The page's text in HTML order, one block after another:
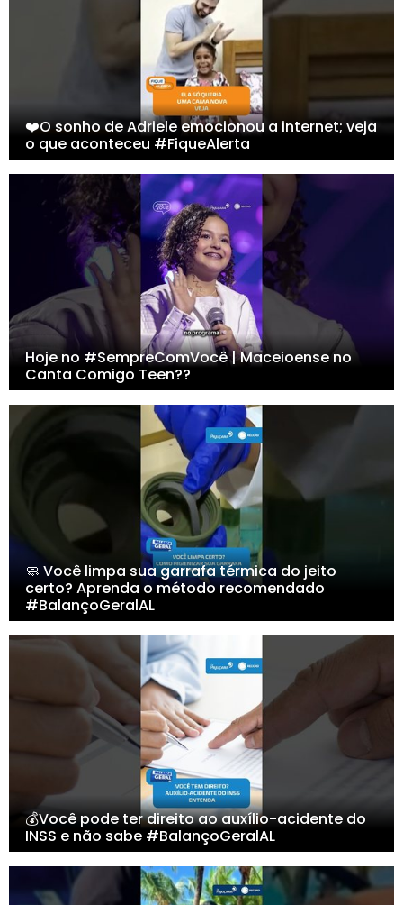
❤️O sonho de Adriele emocionou a internet; veja
o que aconteceu #FiqueAlerta
Hoje no #SempreComVocê | Maceioense no
Canta Comigo Teen??
🧼 Você limpa sua garrafa térmica do jeito
certo? Aprenda o método recomendado
#BalançoGeralAL
💰Você pode ter direito ao auxílio-acidente do
INSS e não sabe #BalançoGeralAL